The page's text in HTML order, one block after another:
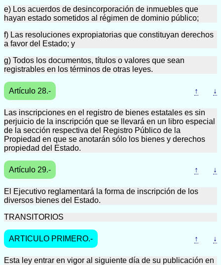
e) Los acuerdos de desincorporación de inmuebles que
hayan estado sometidos al régimen de dominio público;
f) Las resoluciones expropiatorias que constituyan derechos
a favor del Estado; y
g) Todos los documentos, títulos o valores que sean
registrables en los términos de otras leyes.
Artículo 28.- ↑ ↓
Las inscripciones en el registro de bienes estatales es sin
perjuicio de la inscripción que se llevará en un libro especial
de la sección respectiva del Registro Público de la
Propiedad en que se anotarán sólo los bienes y derechos
propiedad del Estado.
Artículo 29.- ↑ ↓
El Ejecutivo reglamentará la forma de inscripción de los
diversos bienes del Estado.
TRANSITORIOS
ARTICULO PRIMERO.- ↑ ↓
Esta ley entrar en vigor al siguiente día de su publicación en